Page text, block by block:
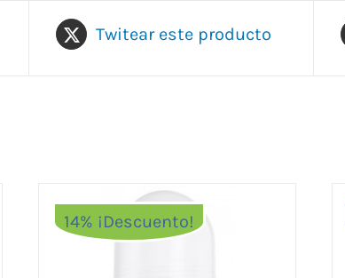
Twitear este producto
14% ¡Descuento!